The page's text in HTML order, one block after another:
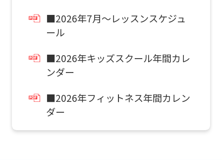
■2026年7月～レッスンスケジュ
ール
■2026年キッズスクール年間カレ
ンダー
■2026年フィットネス年間カレン
ダー
an
The
may
from